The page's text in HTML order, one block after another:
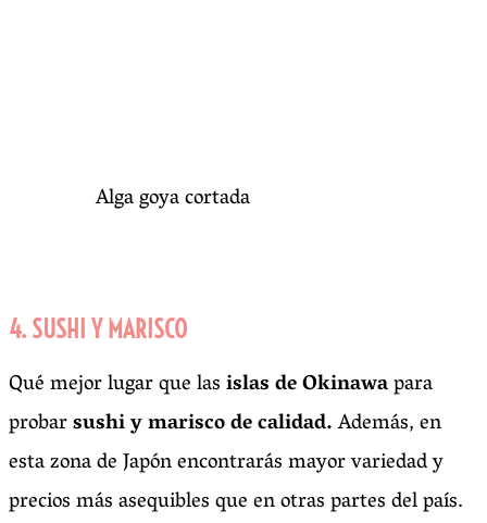
Alga goya cortada
4. SUSHI Y MARISCO
Qué mejor lugar que lasislas de Okinawapara
probarsushi y marisco de calidad.Además, en
esta zona de Japón encontrarás mayor variedad y
precios más asequibles que en otras partes del país.